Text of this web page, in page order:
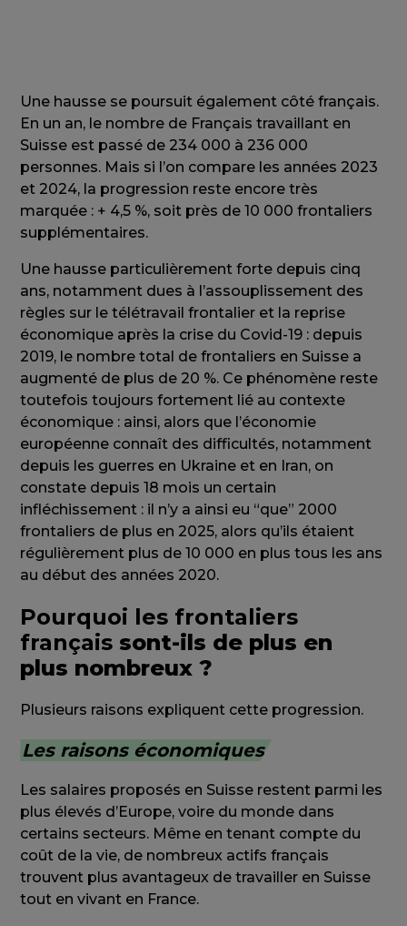
Une hausse se poursuit également côté français.
En un an, le nombre de Français travaillant en
Suisse est passé de 234 000 à 236 000
personnes. Mais si l’on compare les années 2023
et 2024, la progression reste encore très
marquée : + 4,5 %, soit près de 10 000 frontaliers
supplémentaires.
Une hausse particulièrement forte depuis cinq
ans, notamment dues à l’assouplissement des
règles sur le télétravail frontalier et la reprise
économique après la crise du Covid-19 : depuis
2019, le nombre total de frontaliers en Suisse a
augmenté de plus de 20 %. Ce phénomène reste
toutefois toujours fortement lié au contexte
économique : ainsi, alors que l’économie
européenne connaît des difficultés, notamment
depuis les guerres en Ukraine et en Iran, on
constate depuis 18 mois un certain
infléchissement : il n’y a ainsi eu “que” 2000
frontaliers de plus en 2025, alors qu’ils étaient
régulièrement plus de 10 000 en plus tous les ans
au début des années 2020.
Pourquoi les frontaliers
français sont-ils de plus en
plus nombreux ?
Plusieurs raisons expliquent cette progression.
Les raisons économiques
Les salaires proposés en Suisse restent parmi les
plus élevés d’Europe, voire du monde dans
certains secteurs. Même en tenant compte du
coût de la vie, de nombreux actifs français
trouvent plus avantageux de travailler en Suisse
tout en vivant en France.